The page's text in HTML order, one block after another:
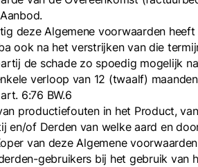
deze Algemene voorwaarden
ook na het verstrijken van die
de schade zo spoedig mogelijk
verloop van 12 (twaalf)
6:76 BW.6
productiefouten in het Product,
of Derden van welke aard en
van deze Algemene
gebruikers bij het gebruik van